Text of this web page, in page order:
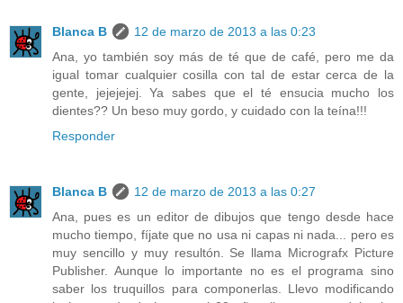
Blanca B
12 de marzo de 2013 a las 0:23
Ana, yo también soy más de té que de café, pero me da
igual tomar cualquier cosilla con tal de estar cerca de la
gente, jejejejej. Ya sabes que el té ensucia mucho los
dientes?? Un beso muy gordo, y cuidado con la teína!!!
Responder
Blanca B
12 de marzo de 2013 a las 0:27
Ana, pues es un editor de dibujos que tengo desde hace
mucho tiempo, fíjate que no usa ni capas ni nada... pero es
muy sencillo y muy resultón. Se llama Micrografx Picture
Publisher. Aunque lo importante no es el programa sino
saber los truquillos para componerlas. Llevo modificando